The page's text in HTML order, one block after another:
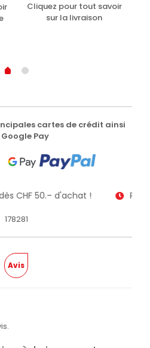
Cliquez pour tout savoir
sur la livraison
cartes de crédit ainsi
Pay
CHF 50.– d'achat !
178281
Avis